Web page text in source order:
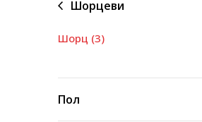
Шорцеви
Шорц (3)
Пол